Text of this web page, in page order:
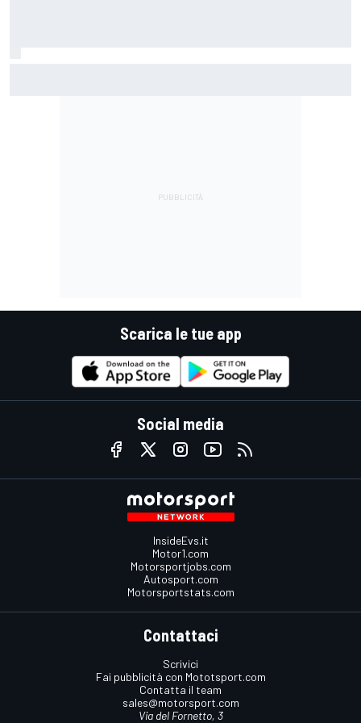
Scarica le tue app
Social media
InsideEvs.it
Motor1.com
Motorsportjobs.com
Autosport.com
Motorsportstats.com
Contattaci
Scrivici
Fai pubblicità con Mototsport.com
Contatta il team
sales@motorsport.com
Via del Fornetto, 3